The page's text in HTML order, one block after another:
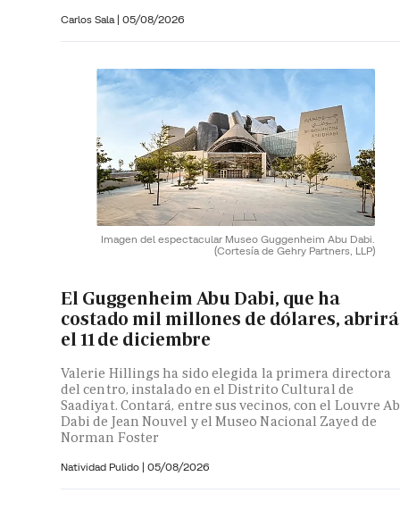
Carlos Sala | 05/08/2026
Imagen del espectacular Museo Guggenheim Abu Dabi.
(Cortesía de Gehry Partners, LLP)
El Guggenheim Abu Dabi, que ha
costado mil millones de dólares, abrirá
el 11 de diciembre
Valerie Hillings ha sido elegida la primera directora
del centro, instalado en el Distrito Cultural de
Saadiyat. Contará, entre sus vecinos, con el Louvre
Dabi de Jean Nouvel y el Museo Nacional Zayed de
Norman Foster
Natividad Pulido | 05/08/2026